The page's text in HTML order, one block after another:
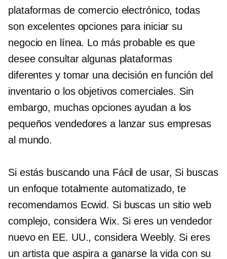
plataformas de comercio electrónico, todas
son excelentes opciones para iniciar su
negocio en línea. Lo más probable es que
desee consultar algunas plataformas
diferentes y tomar una decisión en función del
inventario o los objetivos comerciales. Sin
embargo, muchas opciones ayudan a los
pequeños vendedores a lanzar sus empresas
al mundo.
Si estás buscando una Fácil de usar, Si buscas
un enfoque totalmente automatizado, te
recomendamos Ecwid. Si buscas un sitio web
complejo, considera Wix. Si eres un vendedor
nuevo en EE. UU., considera Weebly. Si eres
un artista que aspira a ganarse la vida con su